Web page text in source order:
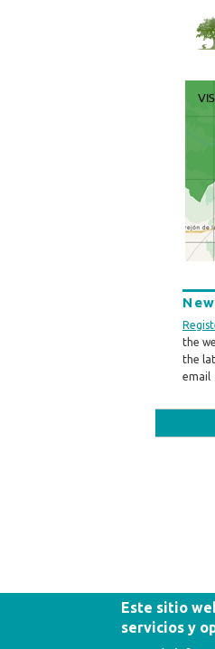
the
the
email
Este sitio
servicios y